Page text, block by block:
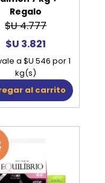
Regalo
$U 4.777
$U 3.821
a $U 546 por 1
kg(s)
al carrito